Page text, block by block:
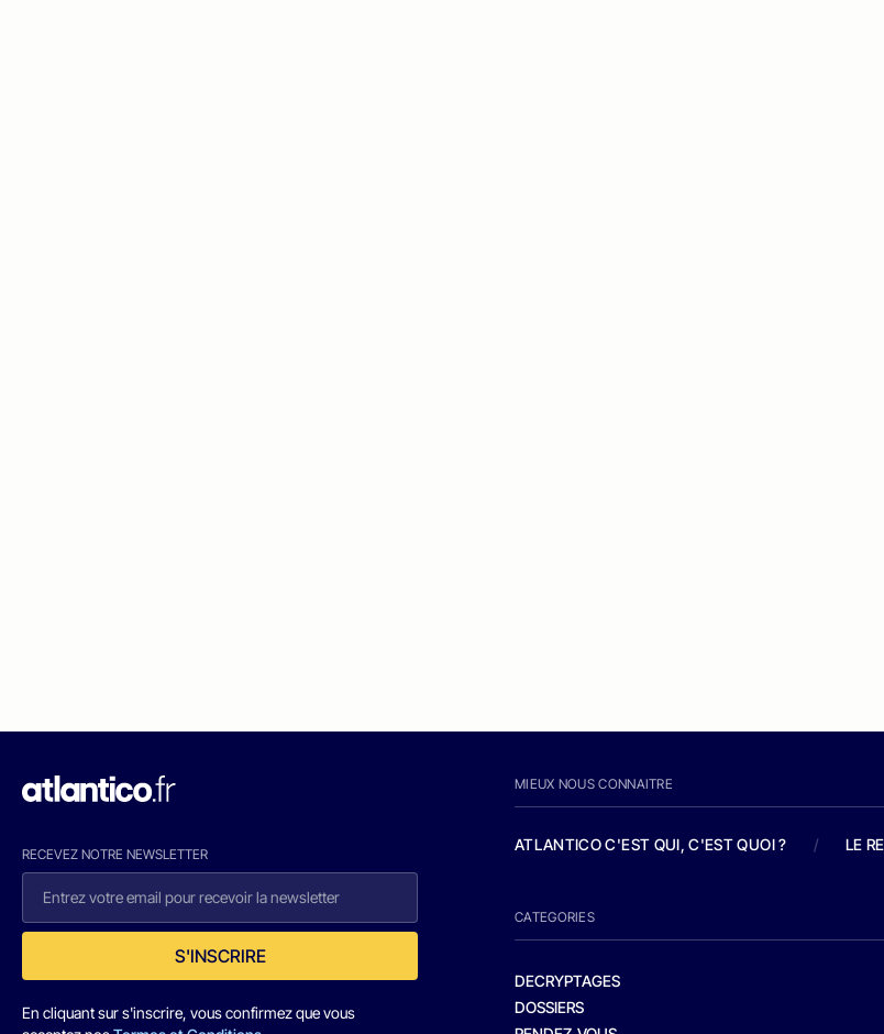
RECEVEZ NOTRE NEWSLETTER
S'INSCRIRE
En cliquant sur s'inscrire, vous confirmez que vous
MIEUX NOUS CONNAITRE
ATLANTICO C'EST QUI, C'EST QUOI ? / LE
CATEGORIES
DECRYPTAGES
DOSSIERS